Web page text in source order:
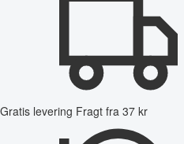
Gratis levering Fragt fra 37 kr